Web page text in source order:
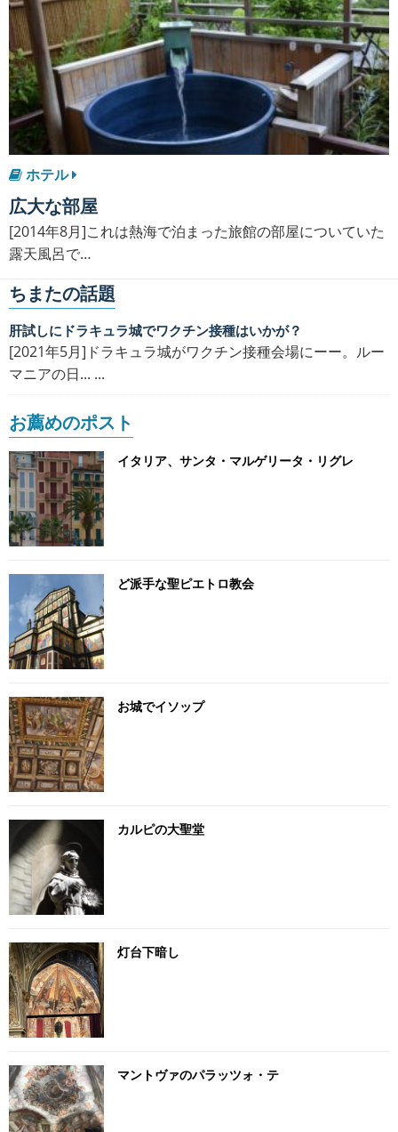
ホテル
広大な部屋
[2014年8月]これは熱海で泊まった旅館の部屋についていた
露天風呂で…
ちまたの話題
肝試しにドラキュラ城でワクチン接種はいかが？
[2021年5月]ドラキュラ城がワクチン接種会場にーー。ルー
マニアの日... ...
お薦めのポスト
イタリア、サンタ・マルゲリータ・リグレ
ど派手な聖ピエトロ教会
お城でイソップ
カルピの大聖堂
灯台下暗し
マントヴァのパラッツォ・テ